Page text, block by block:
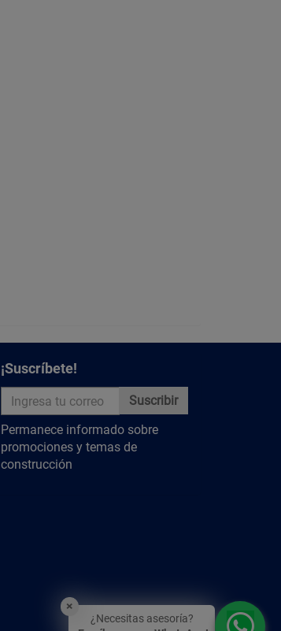
¡Suscríbete!
Suscribir
Permanece informado sobre
promociones y temas de
construcción
×
¿Necesitas asesoría?